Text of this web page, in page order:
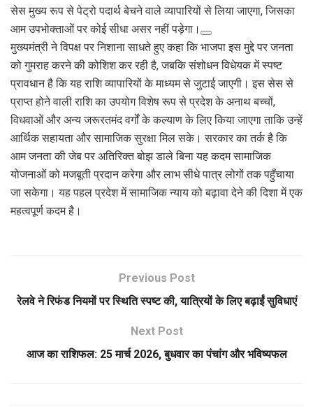
सेस मुख्य रूप से पेट्रो पदार्थ बेचने वाले व्यापारियों से लिया जाएगा, जिसका
आम उपभोक्ताओं पर कोई सीधा असर नहीं पड़ेगा।
मुख्यमंत्री ने विपक्ष पर निशाना साधते हुए कहा कि भाजपा इस मुद्दे पर जनता
को गुमराह करने की कोशिश कर रही है, जबकि संशोधन विधेयक में स्पष्ट
प्रावधान है कि यह राशि व्यापारियों के माध्यम से जुटाई जाएगी। इस सेस से
प्राप्त होने वाली राशि का उपयोग विशेष रूप से प्रदेश के अनाथ बच्चों,
विधवाओं और अन्य जरूरतमंद वर्गों के कल्याण के लिए किया जाएगा ताकि उन्हें
आर्थिक सहायता और सामाजिक सुरक्षा मिल सके। सरकार का तर्क है कि
आम जनता की जेब पर अतिरिक्त बोझ डाले बिना यह कदम सामाजिक
योजनाओं को मजबूती प्रदान करेगा और लाभ सीधे पात्र लोगों तक पहुँचाया
जा सकेगा। यह पहल प्रदेश में सामाजिक न्याय को बढ़ावा देने की दिशा में एक
महत्वपूर्ण कदम है।
Previous Post
रेलवे ने रिफंड नियमों पर स्थिति स्पष्ट की, यात्रियों के लिए बढ़ाईं सुविधाएं
Next Post
आज का राशिफल: 25 मार्च 2026, बुधवार का पंचांग और भविष्यफल